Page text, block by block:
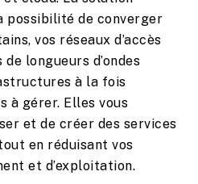
possibilité de converger
vos réseaux d’accès
longueurs d’ondes
à la fois
à gérer. Elles vous
et de créer des services
en réduisant vos
et d’exploitation.